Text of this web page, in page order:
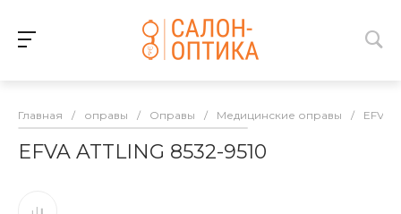
Главная / оправы / Оправы / Медицинские оправы / EFVA
EFVA ATTLING 8532-9510